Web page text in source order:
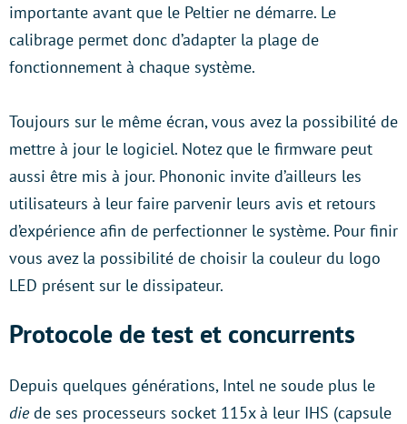
importante avant que le Peltier ne démarre. Le
calibrage permet donc d’adapter la plage de
fonctionnement à chaque système.
Toujours sur le même écran, vous avez la possibilité de
mettre à jour le logiciel. Notez que le firmware peut
aussi être mis à jour. Phononic invite d’ailleurs les
utilisateurs à leur faire parvenir leurs avis et retours
d’expérience afin de perfectionner le système. Pour finir
vous avez la possibilité de choisir la couleur du logo
LED présent sur le dissipateur.
Protocole de test et concurrents
Depuis quelques générations, Intel ne soude plus le
diede ses processeurs socket 115x à leur IHS (capsule